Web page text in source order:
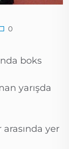
0
boks
yarışda
yer